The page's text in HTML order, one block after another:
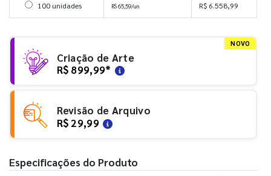
Selecionar 100 unidades
100 unidades R$ 65,59/un R$ 6.558,99
NOVO
Criação de Arte
R$ 899,99*
Revisão de Arquivo
R$ 29,99
Especificações do Produto